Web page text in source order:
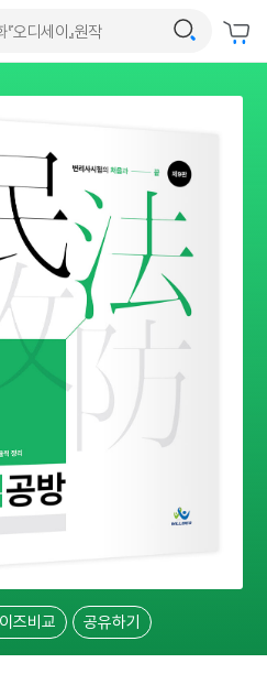
즈비교 공유하기